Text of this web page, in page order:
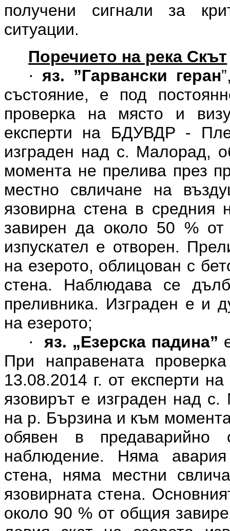
получени сигнали за
ситуации.
Поречието на река Скът
· яз. ”Гарвански геран
състояние, е под
проверка на място и
експерти на БДУВДР -
изграден над с. Малорад,
момента не прелива през
местно свличане на
язовирна стена в
завирен да около 50 %
изпускател е отворен.
на езерото, облицован с
стена. Наблюдава се
преливника. Изграден е и
на езерото;
· яз. „Езерска падина”
При направената
13.08.2014 г. от експерти
язовирът е изграден над
на р. Бързина и към
обявен в
наблюдение. Няма
стена, няма местни
язовирната стена.
около 90 % от общия